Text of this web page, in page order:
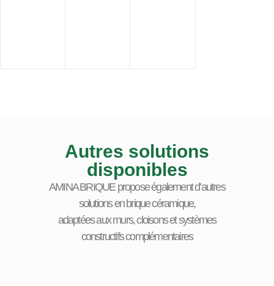
Autres solutions
disponibles
AMINA BRIQUE propose également d’autres
solutions en brique céramique,
adaptées aux murs, cloisons et systèmes
constructifs complémentaires